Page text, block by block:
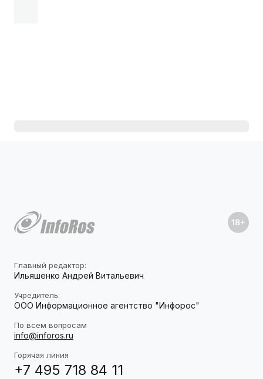
Главный редактор:
Ильяшенко Андрей Витальевич
Учредитель:
ООО Информационное агентство "Инфорос"
По всем вопросам
info@inforos.ru
Горячая линия
+7 495 718 84 11